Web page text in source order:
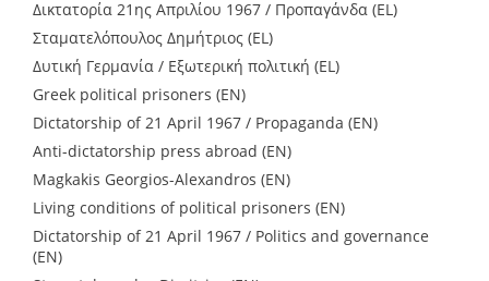
Δικτατορία 21ης Απριλίου 1967 / Προπαγάνδα (EL)
Σταματελόπουλος Δημήτριος (EL)
Δυτική Γερμανία / Εξωτερική πολιτική (EL)
Greek political prisoners (EN)
Dictatorship of 21 April 1967 / Propaganda (EN)
Anti-dictatorship press abroad (EN)
Magkakis Georgios-Alexandros (EN)
Living conditions of political prisoners (EN)
Dictatorship of 21 April 1967 / Politics and governance
(EN)